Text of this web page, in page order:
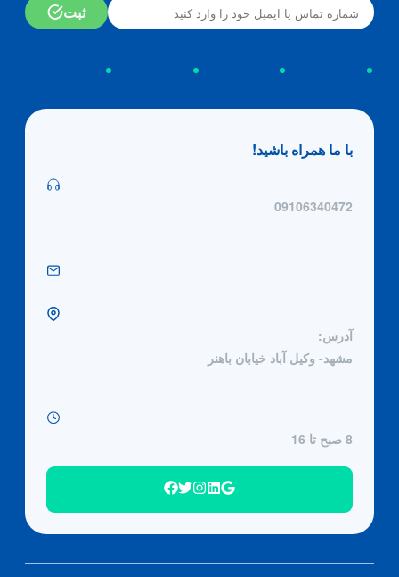
ثبت
با ما همراه باشید!
09106340472
آدرس:
مشهد- وکیل آباد خیابان باهنر
8 صبح تا 16